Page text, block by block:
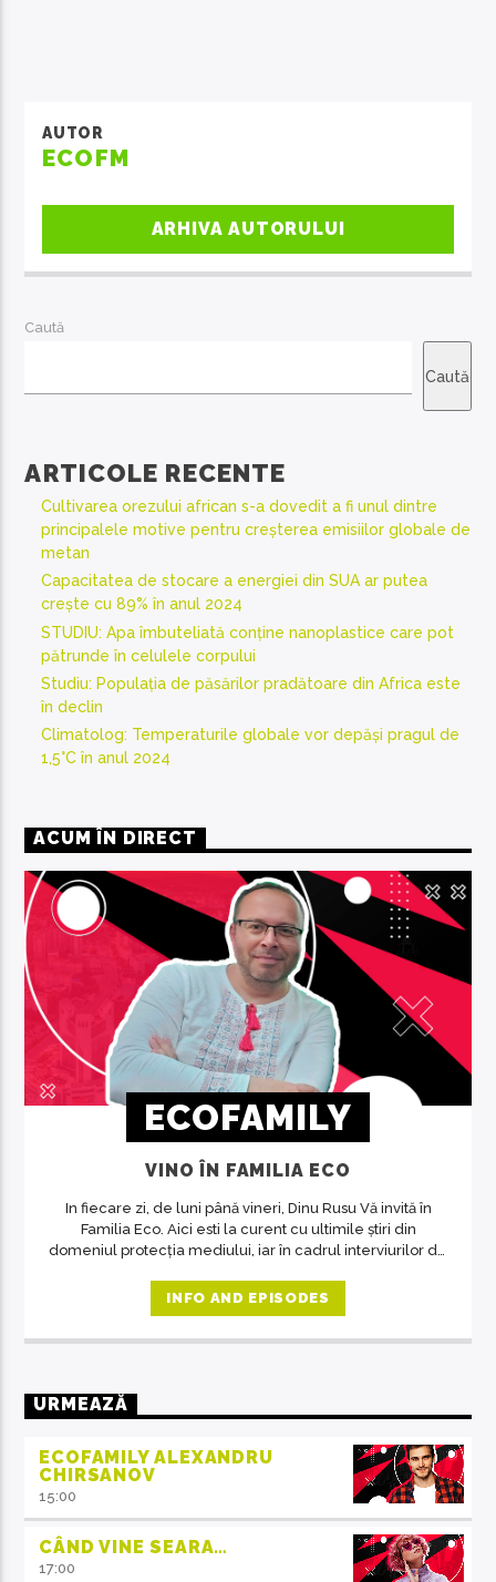
AUTOR
ECOFM
ARHIVA AUTORULUI
Caută
Caută
ARTICOLE RECENTE
Cultivarea orezului african s-a dovedit a fi unul dintre
principalele motive pentru creșterea emisiilor globale de
metan
Capacitatea de stocare a energiei din SUA ar putea
crește cu 89% în anul 2024
STUDIU: Apa îmbuteliată conține nanoplastice care pot
pătrunde în celulele corpului
Studiu: Populația de păsărilor pradătoare din Africa este
în declin
Climatolog: Temperaturile globale vor depăși pragul de
1,5°C în anul 2024
ACUM ÎN DIRECT
ECOFAMILY
VINO ÎN FAMILIA ECO
In fiecare zi, de luni până vineri, Dinu Rusu Vă invită în
Familia Eco. Aici esti la curent cu ultimile știri din
domeniul protecția mediului, iar în cadrul interviurilor de
familie.
INFO AND EPISODES
URMEAZĂ
ECOFAMILY ALEXANDRU
CHIRSANOV
15:00
CÂND VINE SEARA…
17:00